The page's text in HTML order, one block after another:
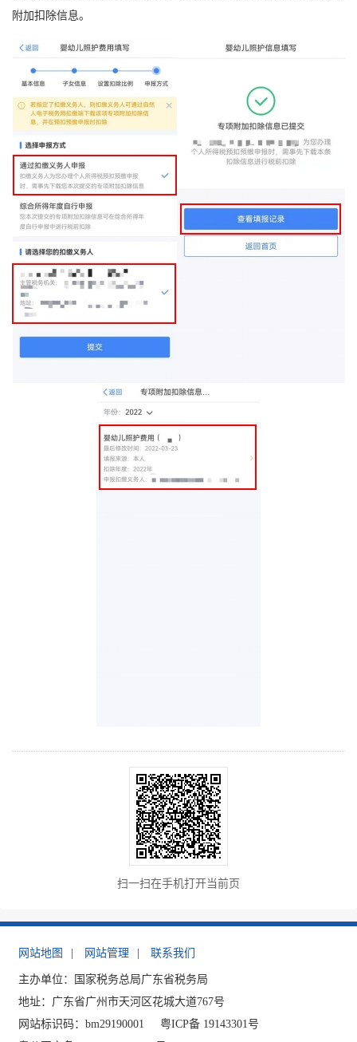
附加扣除信息。
扫一扫在手机打开当前页
网站地图 | 网站管理 | 联系我们
主办单位：国家税务总局广东省税务局
地址：广东省广州市天河区花城大道767号
网站标识码：bm29190001
粤ICP备 19143301号